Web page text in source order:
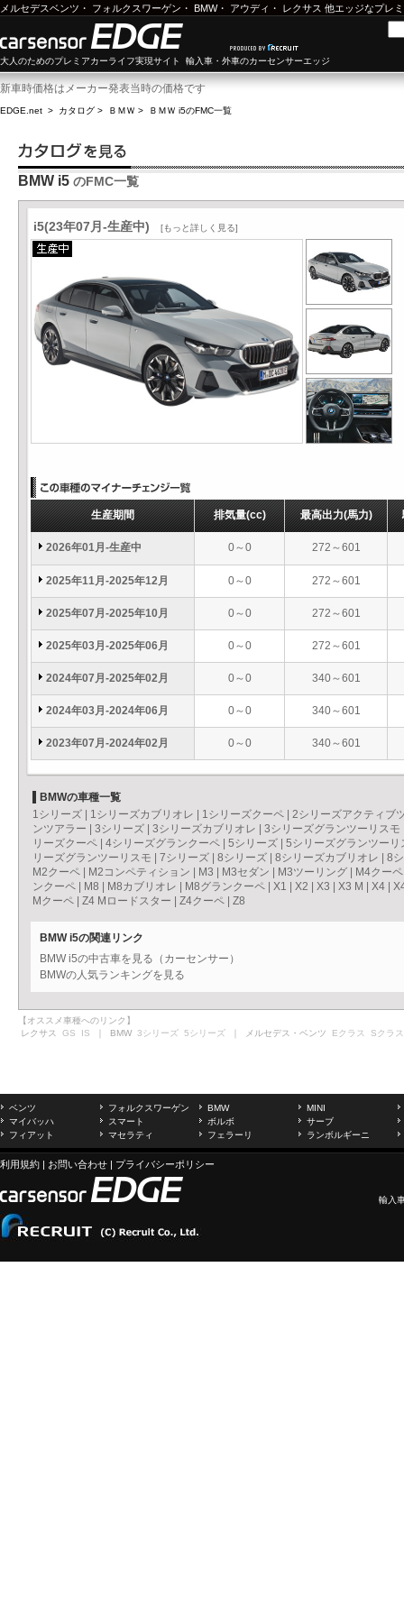
メルセデスベンツ ・ フォルクスワーゲン ・ BMW・ アウディ ・ レクサス 他エッジなプレ
大人のためのプレミアカーライフ実現サイト 輸入車・外車のカーセンサーエッジ
新車時価格はメーカー発表当時の価格です
EDGE.net > カタログ > ＢＭＷ > ＢＭＷ i5のFMC一覧
BMW i5 のFMC一覧
i5(23年07月-生産中) [もっと詳しく見る]
生産期間 排気量(cc) 最高出力(馬力)
2026年01月-生産中 0～0 272～601
2025年11月-2025年12月 0～0 272～601
2025年07月-2025年10月 0～0 272～601
2025年03月-2025年06月 0～0 272～601
2024年07月-2025年02月 0～0 340～601
2024年03月-2024年06月 0～0 340～601
2023年07月-2024年02月 0～0 340～601
BMWの車種一覧
1シリーズ
1シリーズカブリオレ 1シリーズクーペ
2シリーズアクティブ
ンツアラー
3シリーズ 3シリーズカブリオレ 3シリーズグランツーリスモ
リーズクーペ
4シリーズグランクーペ 5シリーズ
5シリーズグランツーリ
リーズグランツーリスモ
7シリーズ 8シリーズ 8シリーズカブリオレ
8
M2クーペ
M2コンペティション M3 M3セダン M3ツーリング M4クーペ
ンクーペ
M8 M8カブリオレ M8グランクーペ X1 X2 X3 X3 M X4
Mクーペ
Z4 Mロードスター Z4クーペ Z8
BMW i5の関連リンク
BMW i5の中古車を見る（カーセンサー）
BMWの人気ランキングを見る
【オススメ車種へのリンク】
レクサス GS IS ｜ BMW 3シリーズ 5シリーズ ｜ メルセデス・ベンツ Eクラス Sクラス
ベンツ フォルクスワーゲン BMW
MINI
マイバッハ
スマート ボルボ
サーブ
フィアット
マセラティ フェラーリ ランボルギーニ
利用規約 | お問い合わせ | プライバシーポリシー
輸入